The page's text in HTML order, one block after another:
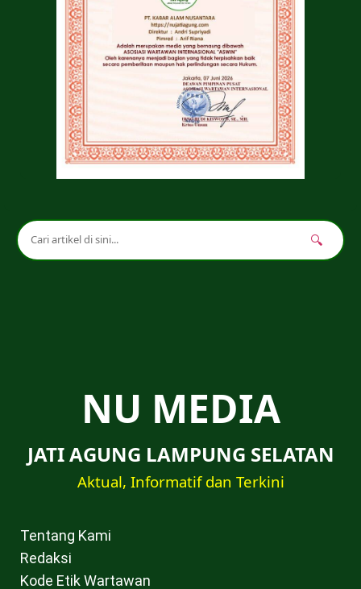
🔍
NU MEDIA
JATI AGUNG LAMPUNG SELATAN
Aktual, Informatif dan Terkini
Tentang Kami
Redaksi
Kode Etik Wartawan